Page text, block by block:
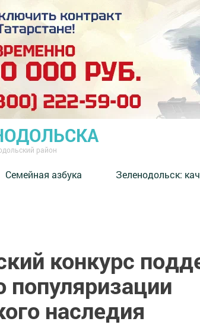
район
Семейная азбука ⁠Зеленодольск:
конкурс
популяризации
наследия